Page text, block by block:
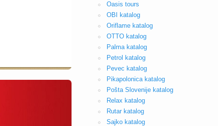
Oasis tours
OBI katalog
Oriflame katalog
OTTO katalog
Palma katalog
Petrol katalog
Pevec katalog
Pikapolonica katalog
Pošta Slovenije katalog
Relax katalog
Rutar katalog
Sajko katalog